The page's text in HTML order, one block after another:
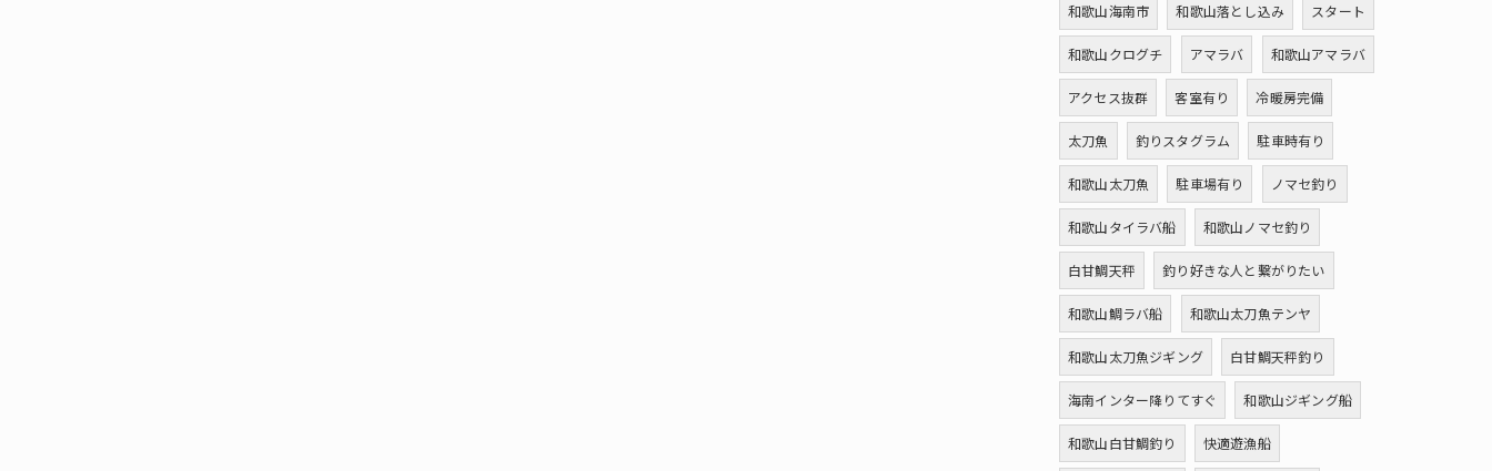
和歌山海南市 和歌山落とし込み スタート
和歌山クログチ アマラバ 和歌山アマラバ
アクセス抜群 客室有り 冷暖房完備
太刀魚 釣りスタグラム 駐車時有り
和歌山太刀魚 駐車場有り ノマセ釣り
和歌山タイラバ船 和歌山ノマセ釣り
白甘鯛天秤 釣り好きな人と繋がりたい
和歌山鯛ラバ船 和歌山太刀魚テンヤ
和歌山太刀魚ジギング 白甘鯛天秤釣り
海南インター降りてすぐ 和歌山ジギング船
和歌山白甘鯛釣り 快適遊漁船